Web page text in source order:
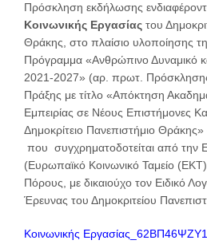
Πρόσκληση εκδήλωσης
Κοινωνικής Εργασίας του
Θράκης, στο πλαίσιο υλοποίησης
Πρόγραμμα «Ανθρώπινο Δυναμικό
2021-2027» (αρ. πρωτ.
Πράξης με τίτλο «Απόκτηση
Εμπειρίας σε Νέους Επιστήμονες
Δημοκρίτειο Πανεπιστήμιο
που συγχρηματοδοτείται από
(Ευρωπαϊκό Κοινωνικό Ταμείο
Πόρους, με δικαιούχο τον Ειδικό
Έρευνας του Δημοκριτείου
Κοινωνικής